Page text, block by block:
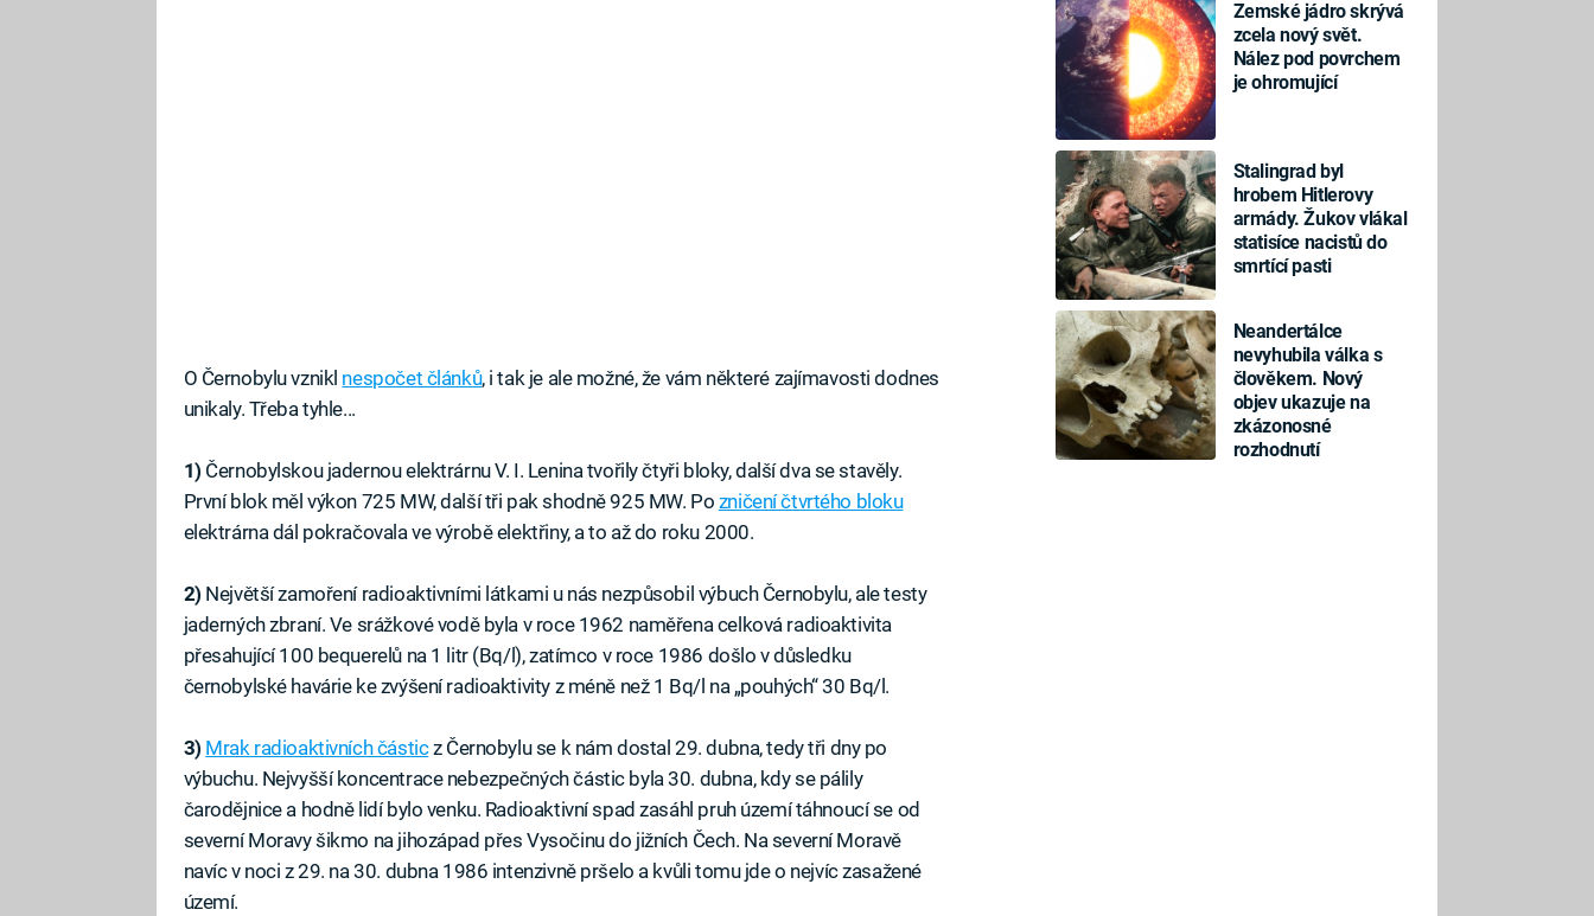
Zemské jádro skrývá
zcela nový svět.
Nález pod povrchem
je ohromující
Stalingrad byl
hrobem Hitlerovy
armády. Žukov vlákal
statisíce nacistů do
smrtící pasti
Neandertálce
nevyhubila válka s
člověkem. Nový
objev ukazuje na
zkázonosné
rozhodnutí
O Černobylu vznikl nespočet článků, i tak je ale možné, že vám některé zajímavosti dodnes
unikaly. Třeba tyhle...
1) Černobylskou jadernou elektrárnu V. I. Lenina tvořily čtyři bloky, další dva se stavěly.
První blok měl výkon 725 MW, další tři pak shodně 925 MW. Po zničení čtvrtého bloku
elektrárna dál pokračovala ve výrobě elektřiny, a to až do roku 2000.
2) Největší zamoření radioaktivními látkami u nás nezpůsobil výbuch Černobylu, ale testy
jaderných zbraní. Ve srážkové vodě byla v roce 1962 naměřena celková radioaktivita
přesahující 100 bequerelů na 1 litr (Bq/l), zatímco v roce 1986 došlo v důsledku
černobylské havárie ke zvýšení radioaktivity z méně než 1 Bq/l na „pouhých“ 30 Bq/l.
3) Mrak radioaktivních částicz Černobylu se k nám dostal 29. dubna, tedy tři dny po
výbuchu. Nejvyšší koncentrace nebezpečných částic byla 30. dubna, kdy se pálily
čarodějnice a hodně lidí bylo venku. Radioaktivní spad zasáhl pruh území táhnoucí se od
severní Moravy šikmo na jihozápad přes Vysočinu do jižních Čech. Na severní Moravě
navíc v noci z 29. na 30. dubna 1986 intenzivně pršelo a kvůli tomu jde o nejvíc zasažené
území.